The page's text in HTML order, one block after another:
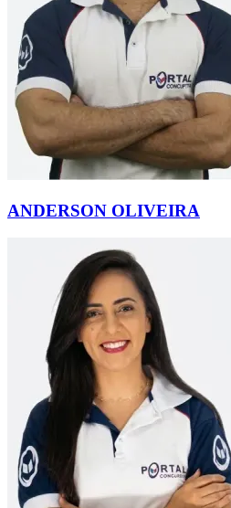
ANDERSON OLIVEIRA